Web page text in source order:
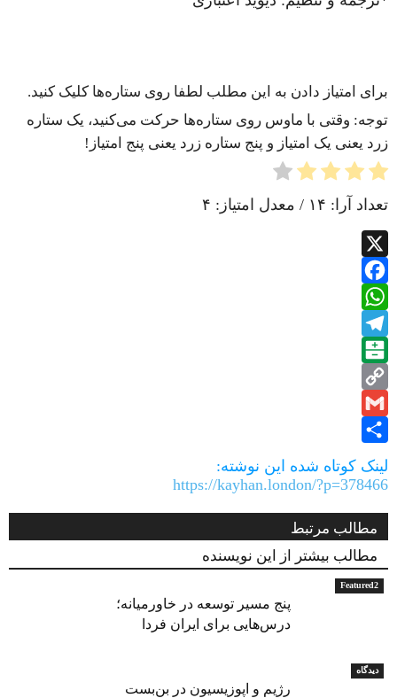
برای امتیاز دادن به این مطلب لطفا روی ستاره‌ها کلیک کنید.
توجه: وقتی با ماوس روی ستاره‌ها حرکت می‌کنید، یک ستاره
زرد یعنی یک امتیاز و پنج ستاره زرد یعنی پنج امتیاز!
تعداد آرا: ۱۴ / معدل امتیاز: ۴
X
Facebook
WhatsApp
Telegram
Balatarin
Copy
Link
Gmail
Share
لینک کوتاه شده این نوشته:
https://kayhan.london/?p=378466
مطالب مرتبط
مطالب بیشتر از این نویسنده
Featured2
پنج مسیر توسعه در خاورمیانه؛
درس‌هایی برای ایران فردا
دیدگاه
رژیم و اپوزیسیون در بن‌بست